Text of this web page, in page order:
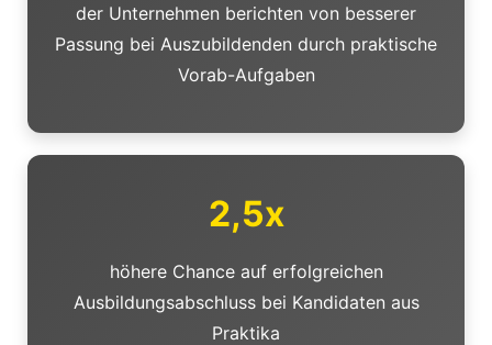
der Unternehmen berichten von besserer
Passung bei Auszubildenden durch praktische
Vorab-Aufgaben
2,5x
höhere Chance auf erfolgreichen
Ausbildungsabschluss bei Kandidaten aus
Praktika